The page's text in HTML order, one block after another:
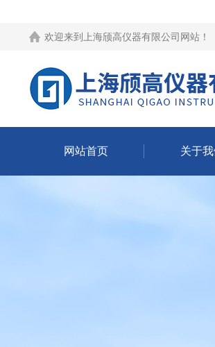
欢迎来到 上海颀高仪器有限公司网站 ！
网站首页 关于